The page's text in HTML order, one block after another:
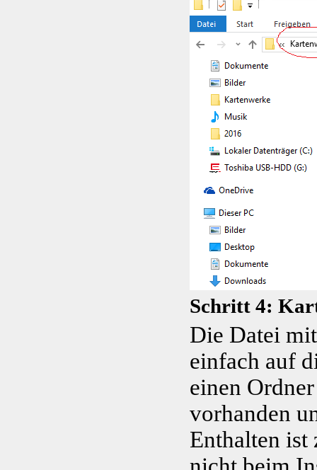
Schritt 4:
Die Datei
einfach auf
einen
vorhanden
Enthalten ist